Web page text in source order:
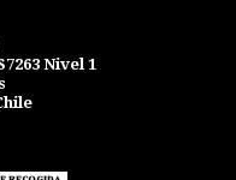
Nivel 1